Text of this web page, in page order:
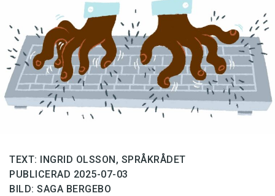
Podden
Anmäl till språkpolisen
Föreslå nyord
Annonsera
Läs Språktidningen digitalt
Press
TEXT: INGRID OLSSON, SPRÅKRÅDET
PUBLICERAD 2025-07-03
BILD: SAGA BERGEBO